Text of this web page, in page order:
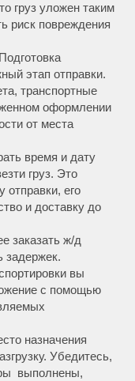
груз уложен таким
риск повреждения
этап отправки.
транспортные
оформлении
от места
время и дату
груз. Это
отправки, его
и доставку до
заказать ж/д
задержек.
вы
с помощью
назначения
Убедитесь,
выполнены,